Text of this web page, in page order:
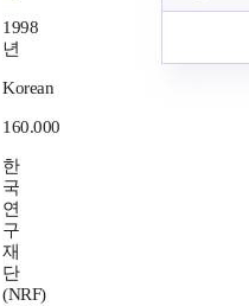
1998
년
Korean
160.000
한
국
연
구
재
단
(NRF)